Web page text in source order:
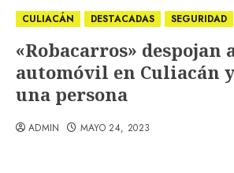
CULIACÁN DESTACADAS SEGURIDAD
«Robacarros» despojan
automóvil en Culiacán
una persona
ADMIN MAYO 24, 2023